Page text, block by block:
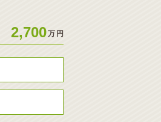
2,700万 円